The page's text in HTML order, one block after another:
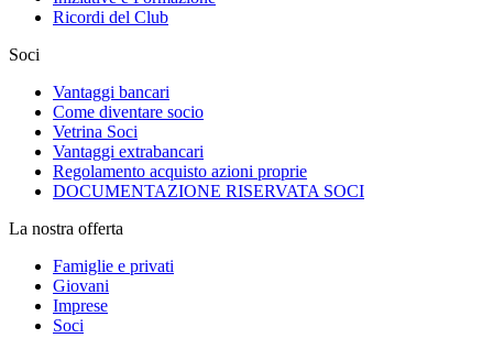
Ricordi del Club
Soci
Vantaggi bancari
Come diventare socio
Vetrina Soci
Vantaggi extrabancari
Regolamento acquisto azioni proprie
DOCUMENTAZIONE RISERVATA SOCI
La nostra offerta
Famiglie e privati
Giovani
Imprese
Soci